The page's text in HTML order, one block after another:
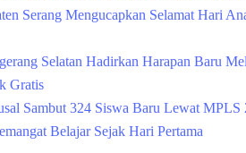
Serang Mengucapkan Selamat Hari
Selatan Hadirkan Harapan Baru
Gratis
Sambut 324 Siswa Baru Lewat MPLS
Belajar Sejak Hari Pertama